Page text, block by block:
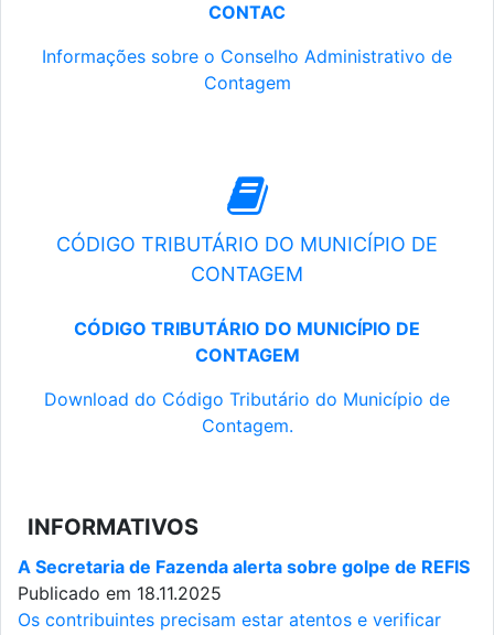
CONTAC
Informações sobre o Conselho Administrativo de
Contagem
CÓDIGO TRIBUTÁRIO DO MUNICÍPIO DE
CONTAGEM
CÓDIGO TRIBUTÁRIO DO MUNICÍPIO DE
CONTAGEM
Download do Código Tributário do Município de
Contagem.
INFORMATIVOS
A Secretaria de Fazenda alerta sobre golpe de REFIS
Publicado em 18.11.2025
Os contribuintes precisam estar atentos e verificar